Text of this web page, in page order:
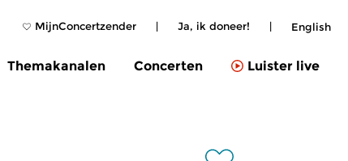
MijnConcertzender | Ja, ik doneer! | English
Themakanalen Concerten Luister live